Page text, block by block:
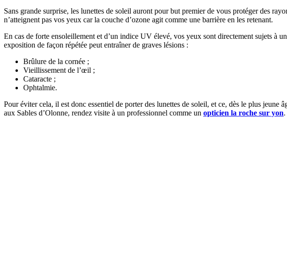
Sans grande surprise, les lunettes de soleil auront pour but premier de vous protéger des
n’atteignent pas vos yeux car la couche d’ozone agit comme une barrière en les retenant.
En cas de forte ensoleillement et d’un indice UV élevé, vos yeux sont directement sujets à
exposition de façon répétée peut entraîner de graves lésions :
Brûlure de la cornée ;
Vieillissement de l’œil ;
Cataracte ;
Ophtalmie.
Pour éviter cela, il est donc essentiel de porter des lunettes de soleil, et ce, dès le plus jeune
aux Sables d’Olonne, rendez visite à un professionnel comme un opticien la roche sur yon.